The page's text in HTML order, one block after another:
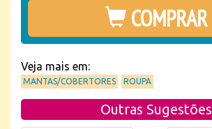
COMPRAR
Veja mais em:
MANTAS/COBERTORES ROUPA
Outras Sugestões